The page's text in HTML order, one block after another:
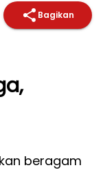
Bagikan
beragam